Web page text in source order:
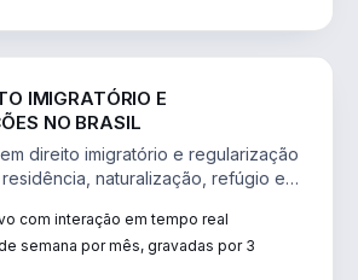
IMIGRATÓRIO E
NO BRASIL
direito imigratório e regularização
naturalização, refúgio e
com interação em tempo real
semana por mês, gravadas por 3